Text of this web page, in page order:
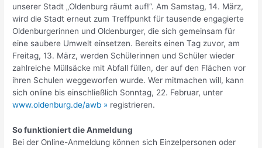
unserer Stadt „Oldenburg räumt auf!“. Am Samstag, 14. März,
wird die Stadt erneut zum Treffpunkt für tausende engagierte
Oldenburgerinnen und Oldenburger, die sich gemeinsam für
eine saubere Umwelt einsetzen. Bereits einen Tag zuvor, am
Freitag, 13. März, werden Schülerinnen und Schüler wieder
zahlreiche Müllsäcke mit Abfall füllen, der auf den Flächen vor
ihren Schulen weggeworfen wurde. Wer mitmachen will, kann
sich online bis einschließlich Sonntag, 22. Februar, unter
www.oldenburg.de/awb » registrieren.
So funktioniert die Anmeldung
Bei der Online-Anmeldung können sich Einzelpersonen oder